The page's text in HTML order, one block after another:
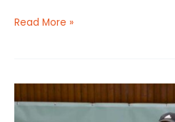
Read More »
Ballwurf